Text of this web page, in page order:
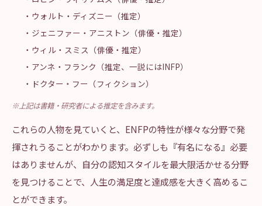
・ウォルト・ディズニー（推定）
・ジェニファー・アニストン（俳優・推定）
・ウィル・スミス（俳優・推定）
・アンネ・フランク（推定、一説にはINFP）
・ドクター・フー（フィクション）
※上記は書籍・研究者による推定を含みます。
これらの人物を見ていくと、ENFPの特性が様々な分野で発
揮されうることがわかります。必ずしも『有名になる』必要
はありませんが、自分の認知スタイルを最大限活かせる分野
を見つけることで、人生の満足度と達成感を大きく高めるこ
とができます。